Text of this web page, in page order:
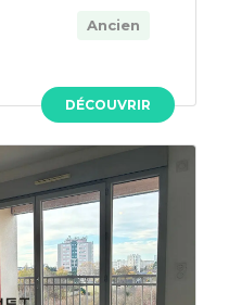
DÉCOUVRIR
Ancien